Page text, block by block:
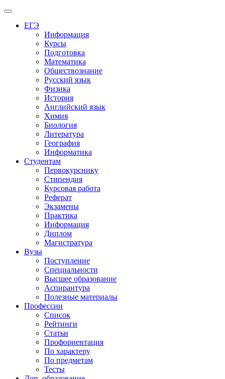
Меню
ЕГЭ
Информация
Курсы
Подготовка
Математика
Обществознание
Русский язык
Физика
История
Английский язык
Химия
Биология
Литература
География
Информатика
Студентам
Первокурснику
Стипендия
Курсовая работа
Реферат
Экзамены
Практика
Информация
Диплом
Магистратура
Вузы
Поступление
Специальности
Высшее образование
Аспирантура
Полезные материалы
Профессии
Список
Рейтинги
Статьи
Профориентация
По характеру
По предметам
Тесты